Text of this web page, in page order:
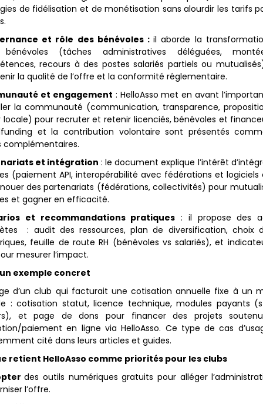
de fidélisation et de monétisation sans alourdir les tarifs
et rôle des bénévoles :il aborde la
bénévoles (tâches administratives déléguées,
recours à des postes salariés partiels ou
la qualité de l’offre et la conformité réglementaire.
et engagement : HelloAsso met en avant
la communauté (communication, transparence,
locale) pour recruter et retenir licenciés, bénévoles et
et la contribution volontaire sont présentés
complémentaires.
et intégration : le document explique l’intérêt
(paiement API, interopérabilité avec fédérations et logiciels
des partenariats (fédérations, collectivités) pour
et gagner en efficacité.
et recommandations pratiques : il propose des
: audit des ressources, plan de diversification, choix
feuille de route RH (bénévoles vs salariés), et
mesurer l’impact.
exemple concret
d’un club qui facturait une cotisation annuelle fixe à un
: cotisation statut, licence technique, modules payants
et page de dons pour financer des projets
paiement en ligne via HelloAsso. Ce type de cas
cité dans leurs articles et guides.
retient HelloAsso comme priorités pour les clubs
des outils numériques gratuits pour alléger
l’offre.